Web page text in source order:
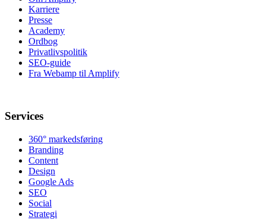
Karriere
Presse
Academy
Ordbog
Privatlivspolitik
SEO-guide
Fra Webamp til Amplify
Services
360° markedsføring
Branding
Content
Design
Google Ads
SEO
Social
Strategi